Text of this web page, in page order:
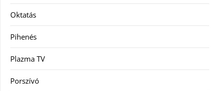
Oktatás
Pihenés
Plazma TV
Porszívó